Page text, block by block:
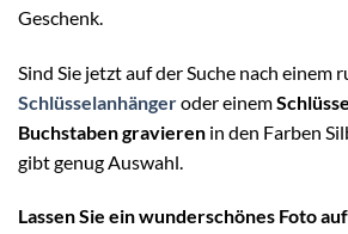
Geschenk.
Sind Sie jetzt auf der Suche nach einem
Schlüsselanhängeroder einem
Buchstaben gravieren in den Farben
gibt genug Auswahl.
Lassen Sie ein wunderschönes Foto